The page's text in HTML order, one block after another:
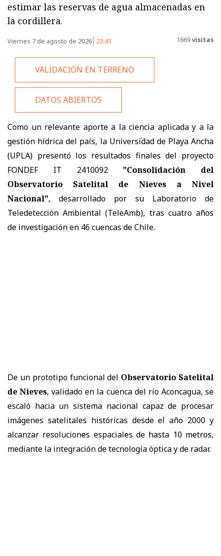
estimar las reservas de agua almacenadas en
la cordillera.
Viernes 7 de agosto de 2026 23:41 1669visitas
VALIDACIÓN EN TERRENO
DATOS ABIERTOS
Como un relevante aporte a la ciencia aplicada y a la
gestión hídrica del país, la Universidad de Playa Ancha
(UPLA) presentó los resultados finales del proyecto
FONDEF IT 2410092
"Consolidación del
Observatorio Satelital de Nieves a Nivel
Nacional", desarrollado por su Laboratorio de
Teledetección Ambiental (TeleAmb), tras cuatro años
de investigación en 46 cuencas de Chile.
De un prototipo funcional del Observatorio Satelital
de Nieves, validado en la cuenca del río Aconcagua, se
escaló hacia un sistema nacional capaz de procesar
imágenes satelitales históricas desde el año 2000 y
alcanzar resoluciones espaciales de hasta 10 metros,
mediante la integración de tecnología óptica y de radar.